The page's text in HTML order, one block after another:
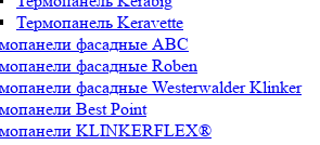
Термопанель Keravette
фасадные ABC
фасадные Roben
фасадные Westerwalder Klinker
Best Point
KLINKERFLEX®